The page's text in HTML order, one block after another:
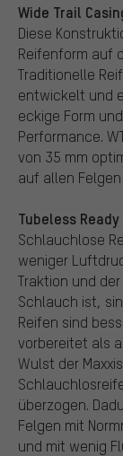
Wide Trail
Diese
Reifenform auf
Traditionelle
entwickelt und
eckige Form
Performance.
von 35 mm
auf allen
Tubeless Ready
Schlauchlose
weniger
Traktion und
Schlauch ist,
Reifen sind
vorbereitet als
Wulst der
überzogen.
Felgen mit
und mit wenig